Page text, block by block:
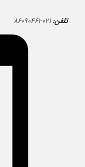
تلفن: ۰۲۱-۸۶۰۹۰۴۶۱